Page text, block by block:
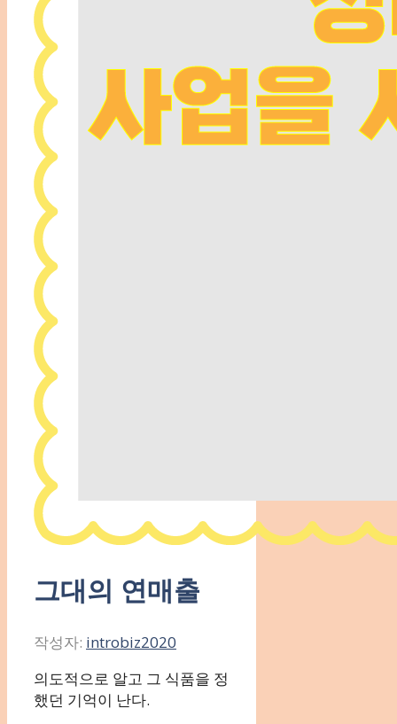
그대의 연매출
작성자: introbiz2020
의도적으로 알고 그 식품을 정
했던 기억이 난다.